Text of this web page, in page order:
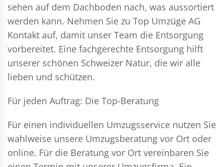
sehen auf dem Dachboden nach, was aussortiert
werden kann. Nehmen Sie zu Top Umzüge AG
Kontakt auf, damit unser Team die Entsorgung
vorbereitet. Eine fachgerechte Entsorgung hilft
unserer schönen Schweizer Natur, die wir alle
lieben und schützen.
Für jeden Auftrag: Die Top-Beratung
Für einen individuellen Umzugsservice nutzen Sie
wahlweise unsere Umzugsberatung vor Ort oder
online. Für die Beratung vor Ort vereinbaren Sie